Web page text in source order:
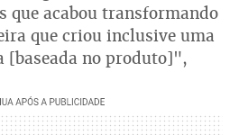
que acabou transformando
que criou inclusive uma
no produto]",